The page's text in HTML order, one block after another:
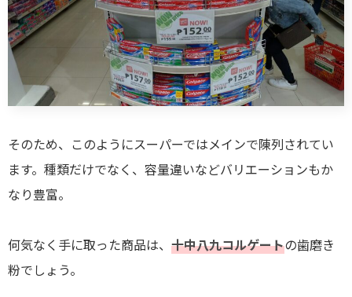
そのため、このようにスーパーではメインで陳列されてい
ます。種類だけでなく、容量違いなどバリエーションもか
なり豊富。
何気なく手に取った商品は、 十中八九コルゲートの歯磨き
粉でしょう。